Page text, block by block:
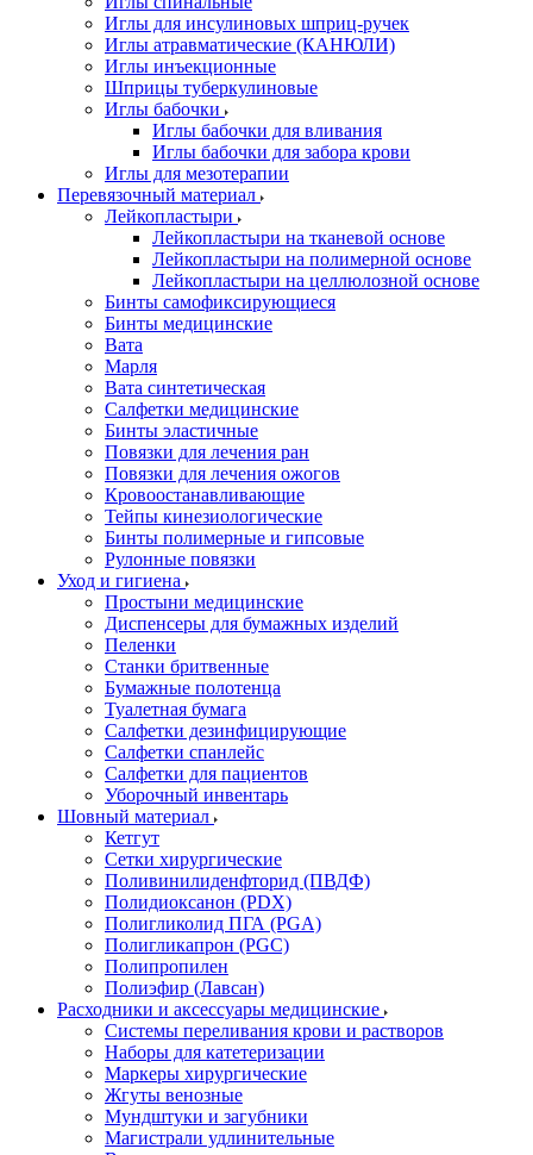
Иглы для инсулиновых шприц-ручек
Иглы атравматические (КАНЮЛИ)
Иглы инъекционные
Шприцы туберкулиновые
Иглы бабочки
Иглы бабочки для вливания
Иглы бабочки для забора крови
Иглы для мезотерапии
Перевязочный материал
Лейкопластыри
Лейкопластыри на тканевой основе
Лейкопластыри на полимерной основе
Лейкопластыри на целлюлозной основе
Бинты самофиксирующиеся
Бинты медицинские
Вата
Марля
Вата синтетическая
Салфетки медицинские
Бинты эластичные
Повязки для лечения ран
Повязки для лечения ожогов
Кровоостанавливающие
Тейпы кинезиологические
Бинты полимерные и гипсовые
Рулонные повязки
Уход и гигиена
Простыни медицинские
Диспенсеры для бумажных изделий
Пеленки
Станки бритвенные
Бумажные полотенца
Туалетная бумага
Салфетки дезинфицирующие
Салфетки спанлейс
Салфетки для пациентов
Уборочный инвентарь
Шовный материал
Кетгут
Сетки хирургические
Поливинилиденфторид (ПВДФ)
Полидиоксанон (PDX)
Полигликолид ПГА (PGA)
Полигликапрон (PGC)
Полипропилен
Полиэфир (Лавсан)
Расходники и аксессуары медицинские
Системы переливания крови и растворов
Наборы для катетеризации
Маркеры хирургические
Жгуты венозные
Мундштуки и загубники
Магистрали удлинительные